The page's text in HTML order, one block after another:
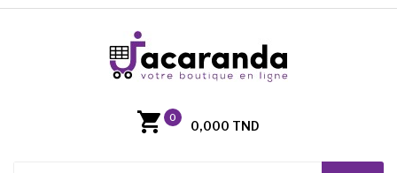
0
0,000 TND